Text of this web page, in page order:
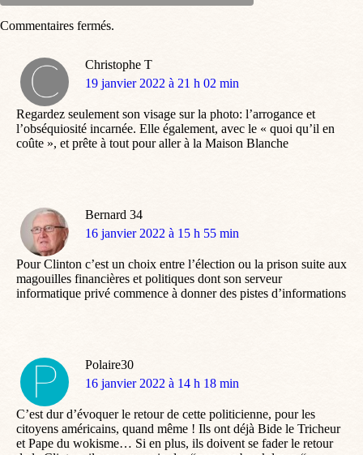
Christophe T
dit
19 janvier 2022 à 21 h 02 min
Regardez seulement son visage sur la photo: l’arrogance et
l’obséquiosité incarnée. Elle également, avec le « quoi qu’il en
coûte », et prête à tout pour aller à la Maison Blanche
Bernard 34
dit
16 janvier 2022 à 15 h 55 min
Pour Clinton c’est un choix entre l’élection ou la prison suite aux
magouilles financières et politiques dont son serveur
informatique privé commence à donner des pistes d’informations
Polaire30
dit
16 janvier 2022 à 14 h 18 min
C’est dur d’évoquer le retour de cette politicienne, pour les
citoyens américains, quand même ! Ils ont déjà Bide le Tricheur
et Pape du wokisme… Si en plus, ils doivent se fader le retour
Commentaires fermés.